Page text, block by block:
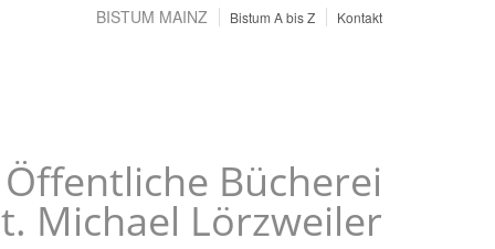
Bücherei
Michael Lörzweiler
BISTUM MAINZ Bistum A bis Z Kontakt